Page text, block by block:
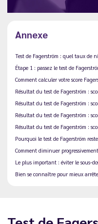
Annexe
Test de Fagerström : quel taux de
Étape 1 : passez le test de
Comment calculer votre score
Résultat du test de Fagerström :
Résultat du test de Fagerström :
Résultat du test de Fagerström :
Résultat du test de Fagerström :
Pourquoi le test de Fagerström
Comment diminuer
Le plus important : éviter le sous-
Bien se connaître pour mieux